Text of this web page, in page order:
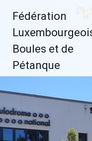
contenu
Fédération
Boules et de
Pétanque